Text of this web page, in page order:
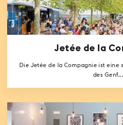
Jetée de la
Die Jetée de la Compagnie ist eine
des Genf...